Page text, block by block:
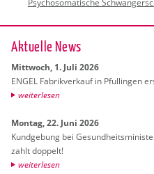
Ak­tu­el­le News
Mitt­woch, 1. Juli 2026
ENGEL Fa­brik­ver­kauf in Pful­lin­gen
wei­ter­le­sen
Mon­tag, 22. Juni 2026
Kund­ge­bung bei
zahlt dop­pelt!
wei­ter­le­sen